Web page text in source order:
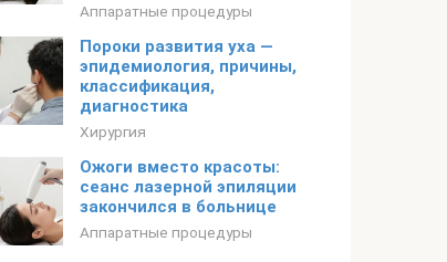
Аппаратные процедуры
Пороки развития уха —
эпидемиология, причины,
классификация,
диагностика
Хирургия
Ожоги вместо красоты:
сеанс лазерной эпиляции
закончился в больнице
Аппаратные процедуры